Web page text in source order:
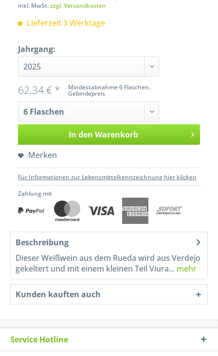
inkl. MwSt.zzgl. Versandkosten
Lieferzeit 3 Werktage
Jahrgang:
Mindestabnahme 6 Flaschen.
Gebindepreis
62,34 € *
In den Warenkorb
Merken
Für Informationen zur Lebensmittelkennzeichnung hier klicken
Zahlung mit
Beschreibung
Dieser Weißwein aus dem Rueda wird aus Verdejo
gekeltert und mit einem kleinen Teil Viura... mehr
Kunden kauften auch
Service Hotline